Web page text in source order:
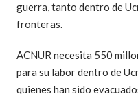
guerra, tanto dentro de
fronteras.
ACNUR necesita 550
para su labor dentro de
quienes han sido